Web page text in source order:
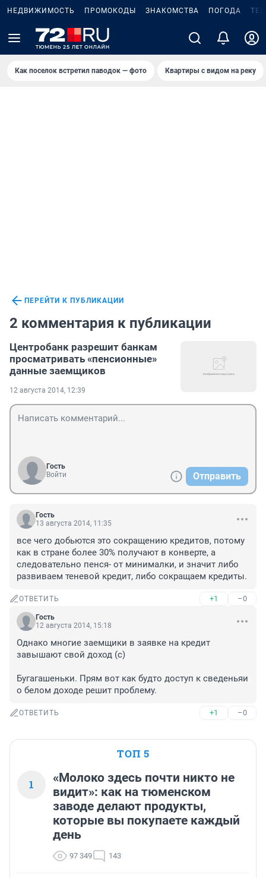
НЕДВИЖИМОСТЬ ПРОМОКОДЫ ЗНАКОМСТВА ПОГОДА
Как поселок встретил паводок — фото Квартиры с видом на реку
ПЕРЕЙТИ К ПУБЛИКАЦИИ
2 комментария к публикации
Центробанк разрешит банкам
просматривать «пенсионные»
данные заемщиков
12 августа 2014, 12:39
Гость
Войти
Отправить
Гость
13 августа 2014, 11:35
все чего добьются это сокращению кредитов, потому
как в стране более 30% получают в конверте, а
следовательно пенся- от минималки, и значит либо
развиваем теневой кредит, либо сокращаем кредиты.
ОТВЕТИТЬ +1 –0
Гость
12 августа 2014, 15:18
Однако многие заемщики в заявке на кредит
завышают свой доход (с)
Бугагашеньки. Прям вот как будто доступ к сведеньяи
о белом доходе решит проблему.
ОТВЕТИТЬ +1 –0
ТОП 5
1
«Молоко здесь почти никто не
видит»: как на тюменском
заводе делают продукты,
которые вы покупаете каждый
день
97 349 143